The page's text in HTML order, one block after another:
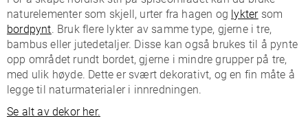
naturelementer som skjell, urter fra hagen og lyktersom
bordpynt. Bruk flere lykter av samme type, gjerne i tre,
bambus eller jutedetaljer. Disse kan også brukes til å pynte
opp området rundt bordet, gjerne i mindre grupper på tre,
med ulik høyde. Dette er svært dekorativt, og en fin måte å
legge til naturmaterialer i innredningen.
Se alt av dekor her.